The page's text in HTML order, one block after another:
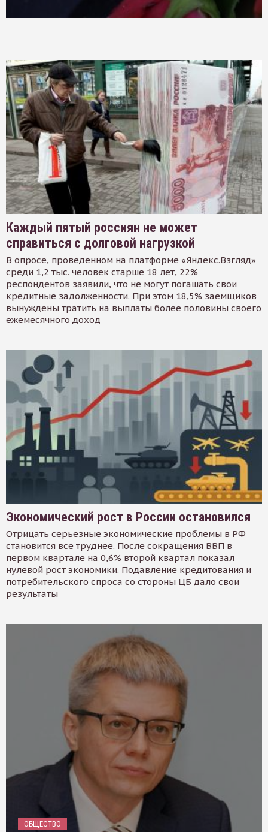
Каждый пятый россиян не может
справиться с долговой нагрузкой
В опросе, проведенном на платформе «Яндекс.Взгляд»
среди 1,2 тыс. человек старше 18 лет, 22%
респондентов заявили, что не могут погашать свои
кредитные задолженности. При этом 18,5% заемщиков
вынуждены тратить на выплаты более половины своего
ежемесячного доход
Экономический рост в России остановился
Отрицать серьезные экономические проблемы в РФ
становится все труднее. После сокращения ВВП в
первом квартале на 0,6% второй квартал показал
нулевой рост экономики. Подавление кредитования и
потребительского спроса со стороны ЦБ дало свои
результаты
ОБЩЕСТВО